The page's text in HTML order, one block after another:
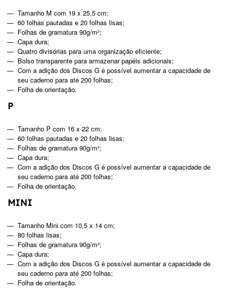
Tamanho M com 19 x 25,5 cm;
60 folhas pautadas e 20 folhas lisas;
Folhas de gramatura 90g/m²;
Capa dura;
Quatro divisórias para uma organização eficiente;
Bolso transparente para armazenar papéis adicionais;
Com a adição dos Discos G é possível aumentar a capacidade de
seu caderno para até 200 folhas;
Folha de orientação.
P
Tamanho P com 16 x 22 cm;
60 folhas pautadas e 20 folhas lisas;
Folhas de gramatura 90g/m²;
Capa dura;
Com a adição dos Discos G é possível aumentar a capacidade de
seu caderno para até 200 folhas;
Folha de orientação.
MINI
Tamanho Mini com 10,5 x 14 cm;
80 folhas lisas;
Folhas de gramatura 90g/m²;
Capa dura;
Com a adição dos Discos G é possível aumentar a capacidade de
seu caderno para até 200 folhas;
Folha de orientação.